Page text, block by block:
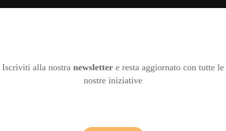
Iscriviti alla nostra newsletter e resta aggiornato con tutte le
nostre iniziative